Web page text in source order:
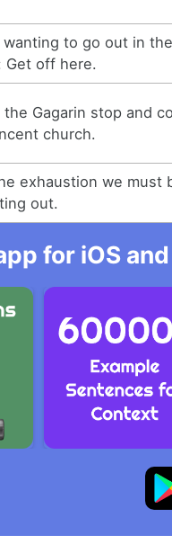
wanting to go out in the
Get off here.
Gagarin stop and
church.
exhaustion we must
out.
for iOS